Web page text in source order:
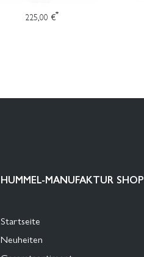
225,00 €*
HUMMEL-MANUFAKTUR SHOP
Startseite
Neuheiten